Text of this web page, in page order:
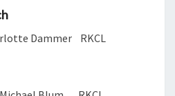
Dammer RKCL